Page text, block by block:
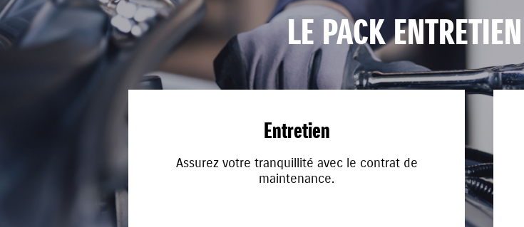
LE PACK ENTRETIEN
Entretien
Assurez votre tranquillité avec le contrat de
maintenance.